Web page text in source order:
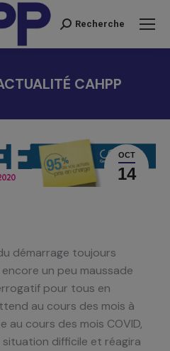
Recherche
Recherche
CAHPP
OCT
14
démarrage toujours
un peu maussade
pour tous en
au cours des mois à
au cours des mois COVID,
difficile et réagira